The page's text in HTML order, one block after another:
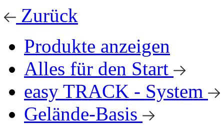
Zurück
Produkte anzeigen
Alles für den Start
easy TRACK - System
Gelände-Basis